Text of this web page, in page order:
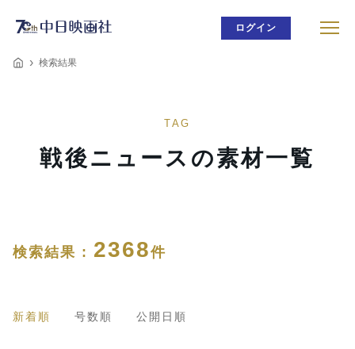
ログイン
検索結果
TAG
戦後ニュースの素材一覧
検索結果 : 2368件
新着順 号数順 公開日順